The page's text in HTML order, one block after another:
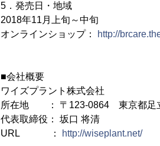
5．発売日・地域
2018年11月上旬～中旬
オンラインショップ：
http://
■会社概要
ワイズプラント株式会社
所在地 ： 〒123-0864 東京都足
代表取締役： 坂口 将清
URL ：
http://wiseplant.net/